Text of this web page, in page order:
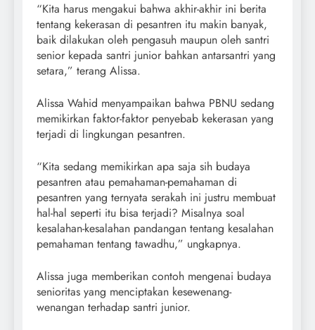
“Kita harus mengakui bahwa akhir-akhir ini berita
tentang kekerasan di pesantren itu makin banyak,
baik dilakukan oleh pengasuh maupun oleh santri
senior kepada santri junior bahkan antarsantri yang
setara,” terang Alissa.
Alissa Wahid menyampaikan bahwa PBNU sedang
memikirkan faktor-faktor penyebab kekerasan yang
terjadi di lingkungan pesantren.
“Kita sedang memikirkan apa saja sih budaya
pesantren atau pemahaman-pemahaman di
pesantren yang ternyata serakah ini justru membuat
hal-hal seperti itu bisa terjadi? Misalnya soal
kesalahan-kesalahan pandangan tentang kesalahan
pemahaman tentang tawadhu,” ungkapnya.
Alissa juga memberikan contoh mengenai budaya
senioritas yang menciptakan kesewenang-
wenangan terhadap santri junior.